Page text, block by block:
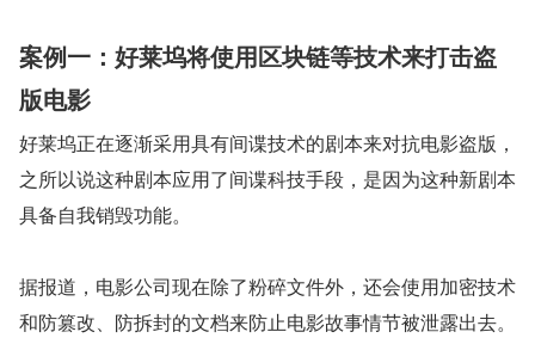
案例一：好莱坞将使用区块链等技术来打击盗
版电影
好莱坞正在逐渐采用具有间谍技术的剧本来对抗电影盗版，
之所以说这种剧本应用了间谍科技手段，是因为这种新剧本
具备自我销毁功能。
据报道，电影公司现在除了粉碎文件外，还会使用加密技术
和防篡改、防拆封的文档来防止电影故事情节被泄露出去。